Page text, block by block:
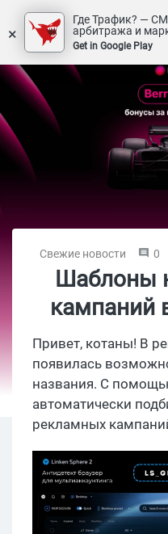
×
Где Трафик? —
арбитража и
Get in Google Play
Свежие новости 0
Шаблоны
кампаний
Привет, котаны! В
появилась
названия. С
автоматически
рекламных